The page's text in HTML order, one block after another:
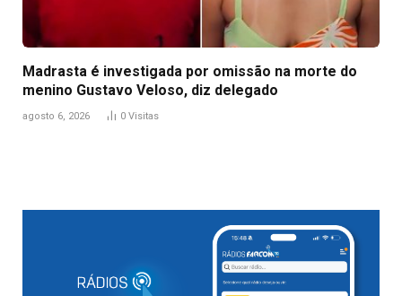
Madrasta é investigada por omissão na morte do
menino Gustavo Veloso, diz delegado
agosto 6, 2026 0 Visitas